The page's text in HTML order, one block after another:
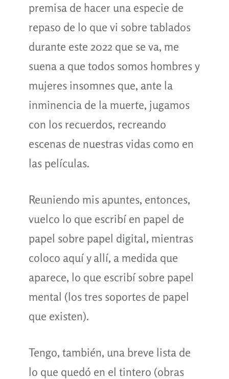
premisa de hacer una especie de
repaso de lo que vi sobre tablados
durante este 2022 que se va, me
suena a que todos somos hombres y
mujeres insomnes que, ante la
inminencia de la muerte, jugamos
con los recuerdos, recreando
escenas de nuestras vidas como en
las películas.
Reuniendo mis apuntes, entonces,
vuelco lo que escribí en papel de
papel sobre papel digital, mientras
coloco aquí y allí, a medida que
aparece, lo que escribí sobre papel
mental (los tres soportes de papel
que existen).
Tengo, también, una breve lista de
lo que quedó en el tintero (obras